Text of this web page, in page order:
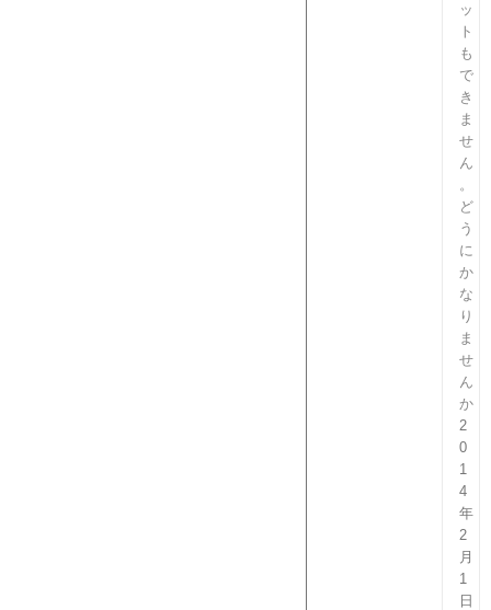
ッ
ト
も
で
き
ま
せ
ん
。
ど
う
に
か
な
り
ま
せ
ん
か
2
0
1
4
年
2
月
1
日